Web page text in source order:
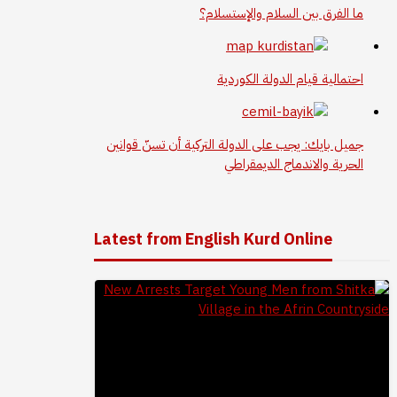
ما الفرق بين السلام والإستسلام؟
احتمالية قيام الدولة الكوردية
جميل بايك: يجب على الدولة التركية أن تسنّ قوانين
الحرية والاندماج الديمقراطي
Latest from English Kurd Online